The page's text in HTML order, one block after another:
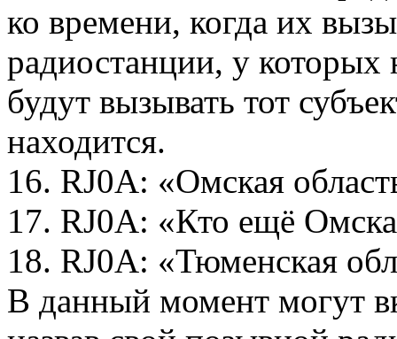
ко времени, когда их
радиостанции, у
будут вызывать тот
находится.
16. RJ0A: «Омская
17. RJ0A: «Кто ещё
18. RJ0A: «Тюменская
В данный момент могут